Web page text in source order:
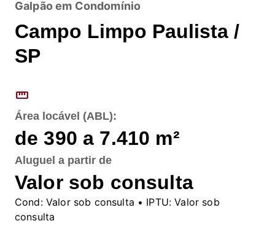
Galpão em Condomínio
Campo Limpo Paulista /
SP
straighten
Área locável (ABL):
de 390 a 7.410 m²
Aluguel a partir de
Valor sob consulta
Cond:Valor sob consulta • IPTU: Valor sob
consulta